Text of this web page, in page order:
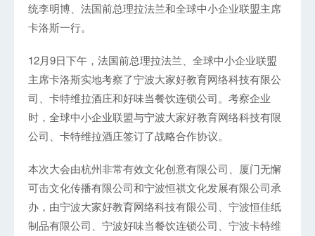
统李明博、法国前总理拉法兰和全球中小企业联盟主席
卡洛斯一行。
12月9日下午，法国前总理拉法兰、全球中小企业联盟
主席卡洛斯实地考察了宁波大家好教育网络科技有限公
司、卡特维拉酒庄和好味当餐饮连锁公司。考察企业
时，全球中小企业联盟与宁波大家好教育网络科技有限
公司、卡特维拉酒庄签订了战略合作协议。
本次大会由杭州非常有效文化创意有限公司、厦门无懈
可击文化传播有限公司和宁波恒祺文化发展有限公司承
办，由宁波大家好教育网络科技有限公司、宁波恒佳纸
制品有限公司、宁波好味当餐饮连锁公司、宁波卡特维